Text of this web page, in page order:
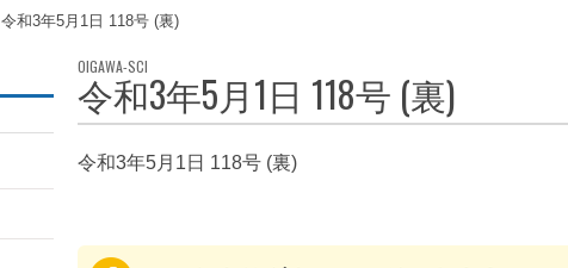
令和3年5月1日 118号 (裏)
令和3年5月1日 118号 (裏)
令和3年5月1日 118号 (裏)